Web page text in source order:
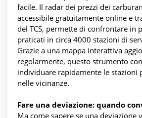
facile. Il radar dei prezzi dei
accessibile gratuitamente online e
del TCS, permette di confrontare in
praticati in circa 4000 stazioni di
Grazie a una mappa interattiva
regolarmente, questo strumento
individuare rapidamente le stazioni
nelle vicinanze.
Fare una deviazione: quando
Ma come sapere se una deviazione